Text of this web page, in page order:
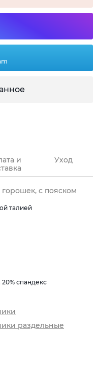
и
Уход
с пояском
талией
спандекс
раздельные